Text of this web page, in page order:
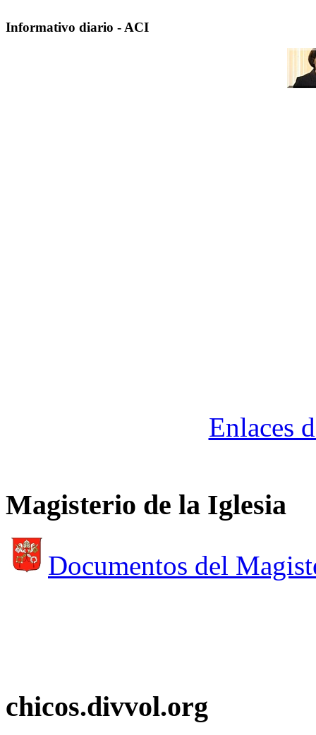
Informativo diario - ACI
Enlaces
Magisterio de la Iglesia
Documentos del
chicos.divvol.org